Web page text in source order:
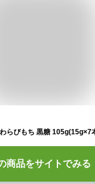
商品をサイトでみる